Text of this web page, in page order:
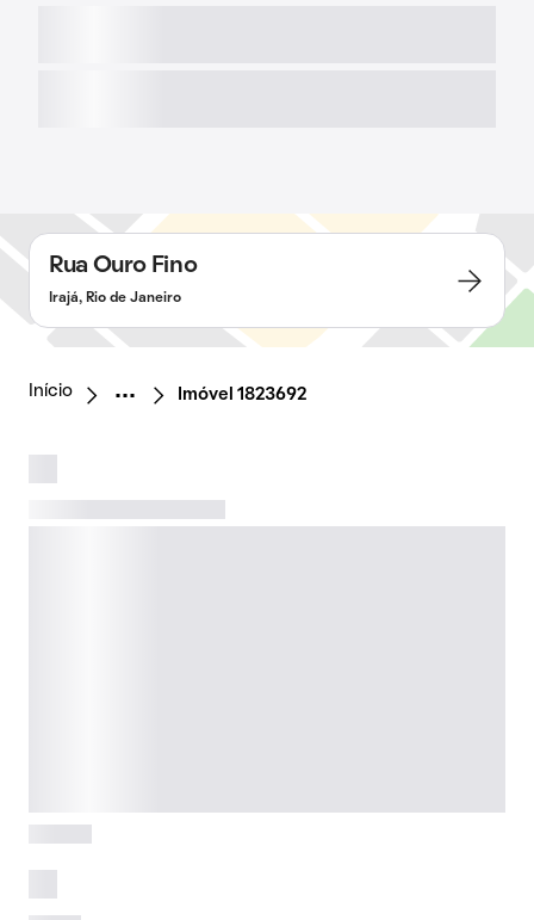
Rua Ouro Fino
Irajá, Rio de Janeiro
Início Imóvel 1823692